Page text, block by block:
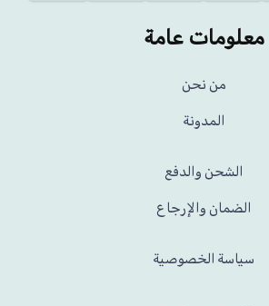
معلومات عامة
من نحن
المدونة
الشحن والدفع
الضمان والإرجاع
سياسة الخصوصية